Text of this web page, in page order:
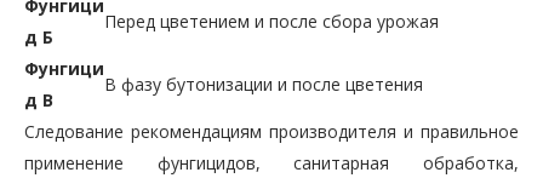
Фунгици
д Б
Перед цветением и после сбора урожая
Фунгици
д В
В фазу бутонизации и после цветения
Следование рекомендациям производителя и правильное
применение фунгицидов, санитарная обработка,